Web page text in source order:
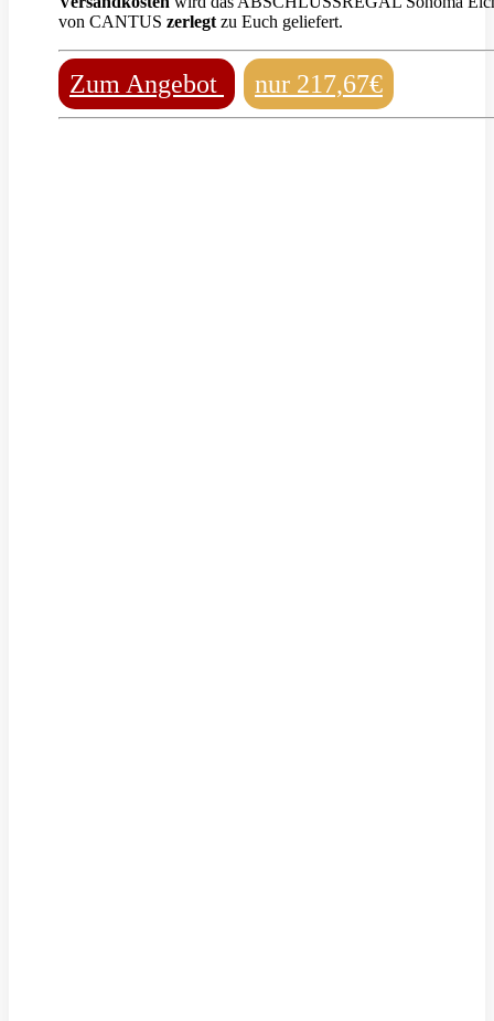
von CANTUS zerlegt zu Euch geliefert.
Zum Angebot nur 217,67€